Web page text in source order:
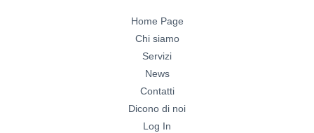
Home Page
Chi siamo
Servizi
News
Contatti
Dicono di noi
Log In